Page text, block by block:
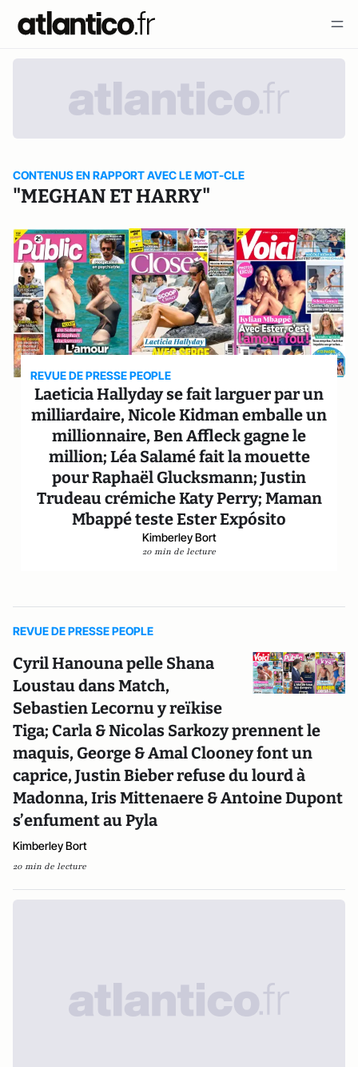
CONTENUS EN RAPPORT AVEC LE MOT-CLE
"MEGHAN ET HARRY"
REVUE DE PRESSE PEOPLE
Laeticia Hallyday se fait larguer par un
milliardaire, Nicole Kidman emballe un
millionnaire, Ben Affleck gagne le
million; Léa Salamé fait la mouette
pour Raphaël Glucksmann; Justin
Trudeau crémiche Katy Perry; Maman
Mbappé teste Ester Expósito
Kimberley Bort
20 min de lecture
REVUE DE PRESSE PEOPLE
Cyril Hanouna pelle Shana
Loustau dans Match,
Sebastien Lecornu y reïkise
Tiga; Carla & Nicolas Sarkozy prennent le
maquis, George & Amal Clooney font un
caprice, Justin Bieber refuse du lourd à
Madonna, Iris Mittenaere & Antoine Dupont
s’enfument au Pyla
Kimberley Bort
20 min de lecture